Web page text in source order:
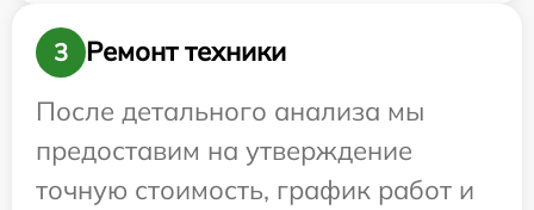
3
Ремонт техники
После детального анализа мы
предоставим на утверждение
точную стоимость, график работ и